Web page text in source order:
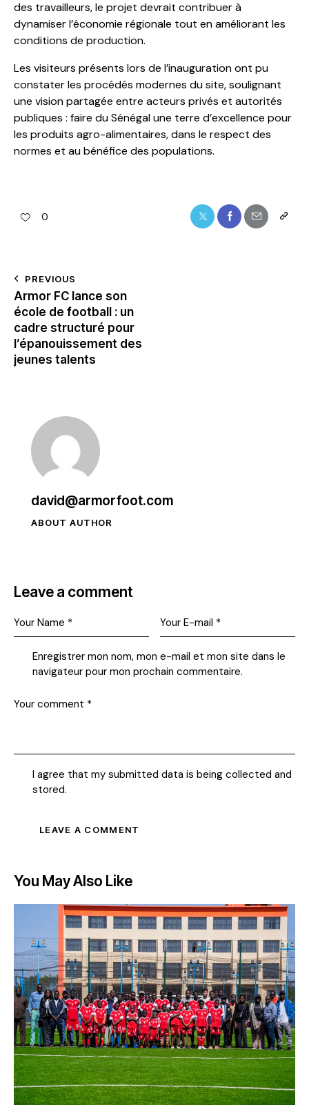
des travailleurs, le projet devrait contribuer à
dynamiser l’économie régionale tout en améliorant les
conditions de production.
Les visiteurs présents lors de l’inauguration ont pu
constater les procédés modernes du site, soulignant
une vision partagée entre acteurs privés et autorités
publiques : faire du Sénégal une terre d’excellence pour
les produits agro-alimentaires, dans le respect des
normes et au bénéfice des populations.
0
PREVIOUS
Armor FC lance son
école de football : un
cadre structuré pour
l’épanouissement des
jeunes talents
david@armorfoot.com
ABOUT AUTHOR
Leave a comment
Enregistrer mon nom, mon e-mail et mon site dans le
navigateur pour mon prochain commentaire.
I agree that my submitted data is being collected and
stored.
You May Also Like